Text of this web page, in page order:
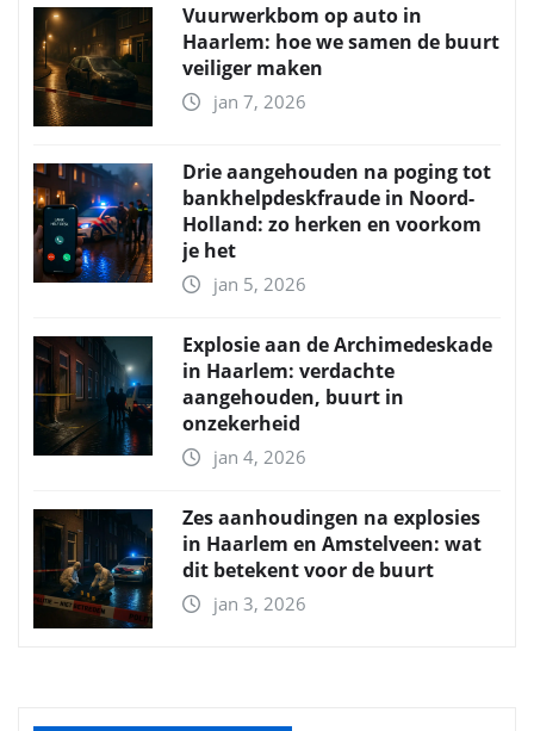
Vuurwerkbom op auto in
Haarlem: hoe we samen de buurt
veiliger maken
jan 7, 2026
Drie aangehouden na poging tot
bankhelpdeskfraude in Noord-
Holland: zo herken en voorkom
je het
jan 5, 2026
Explosie aan de Archimedeskade
in Haarlem: verdachte
aangehouden, buurt in
onzekerheid
jan 4, 2026
Zes aanhoudingen na explosies
in Haarlem en Amstelveen: wat
dit betekent voor de buurt
jan 3, 2026